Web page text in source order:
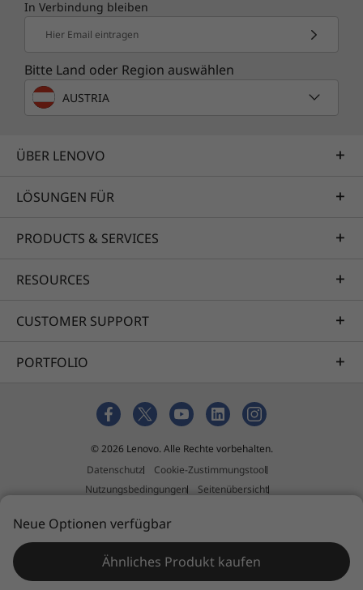
In Verbindung bleiben
Hier Email eintragen
Bitte Land oder Region auswählen
AUSTRIA
ÜBER LENOVO
LÖSUNGEN FÜR
PRODUCTS & SERVICES
RESOURCES
CUSTOMER SUPPORT
PORTFOLIO
© 2026 Lenovo. Alle Rechte vorbehalten.
Datenschutz
Cookie-Zustimmungstool
Nutzungsbedingungen
Seitenübersicht
Allgemeine Geschäftsbedingungen (AGB)
Neue Optionen verfügbar
Ähnliches Produkt kaufen